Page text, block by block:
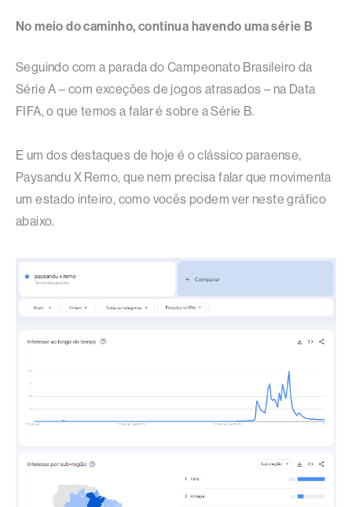
No meio do caminho, continua havendo uma série B
Seguindo com a parada do Campeonato Brasileiro da
Série A – com exceções de jogos atrasados – na Data
FIFA, o que temos a falar é sobre a Série B.
E um dos destaques de hoje é o clássico paraense,
Paysandu X Remo, que nem precisa falar que movimenta
um estado inteiro, como vocês podem ver neste gráfico
abaixo.